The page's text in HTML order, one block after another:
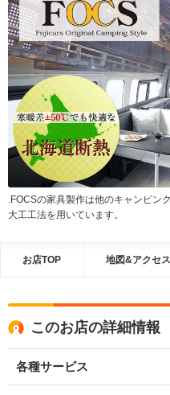
.FOCSの家具製作は他のキャンピン
大工工法を用いています。
お店TOP 地図&アクセス
このお店の詳細情報
各種サービス